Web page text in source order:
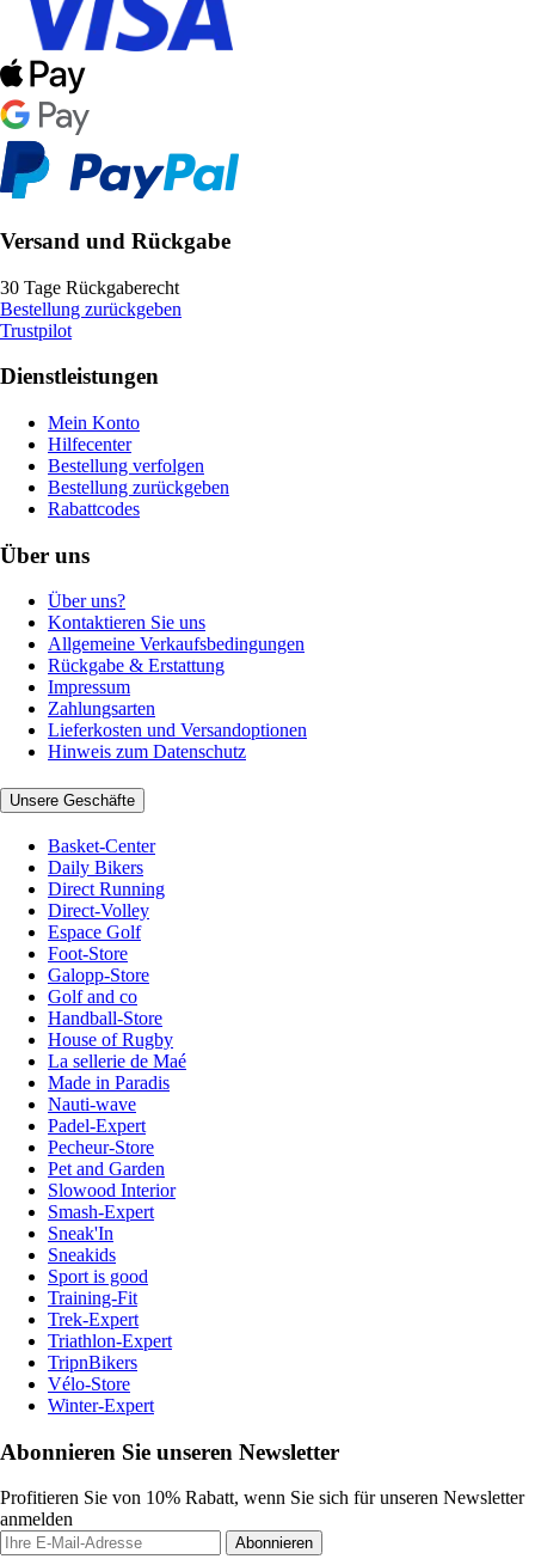
Versand und Rückgabe
30 Tage Rückgaberecht
Bestellung zurückgeben
Trustpilot
Dienstleistungen
Mein Konto
Hilfecenter
Bestellung verfolgen
Bestellung zurückgeben
Rabattcodes
Über uns
Über uns?
Kontaktieren Sie uns
Allgemeine Verkaufsbedingungen
Rückgabe & Erstattung
Impressum
Zahlungsarten
Lieferkosten und Versandoptionen
Hinweis zum Datenschutz
Unsere Geschäfte
Basket-Center
Daily Bikers
Direct Running
Direct-Volley
Espace Golf
Foot-Store
Galopp-Store
Golf and co
Handball-Store
House of Rugby
La sellerie de Maé
Made in Paradis
Nauti-wave
Padel-Expert
Pecheur-Store
Pet and Garden
Slowood Interior
Smash-Expert
Sneak'In
Sneakids
Sport is good
Training-Fit
Trek-Expert
Triathlon-Expert
TripnBikers
Vélo-Store
Winter-Expert
Abonnieren Sie unseren Newsletter
Profitieren Sie von 10% Rabatt, wenn Sie sich für unseren Newsletter
anmelden
Abonnieren